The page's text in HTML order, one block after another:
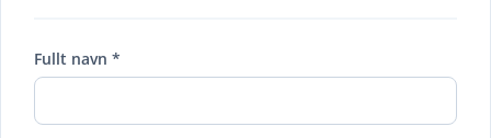
Fullt navn *